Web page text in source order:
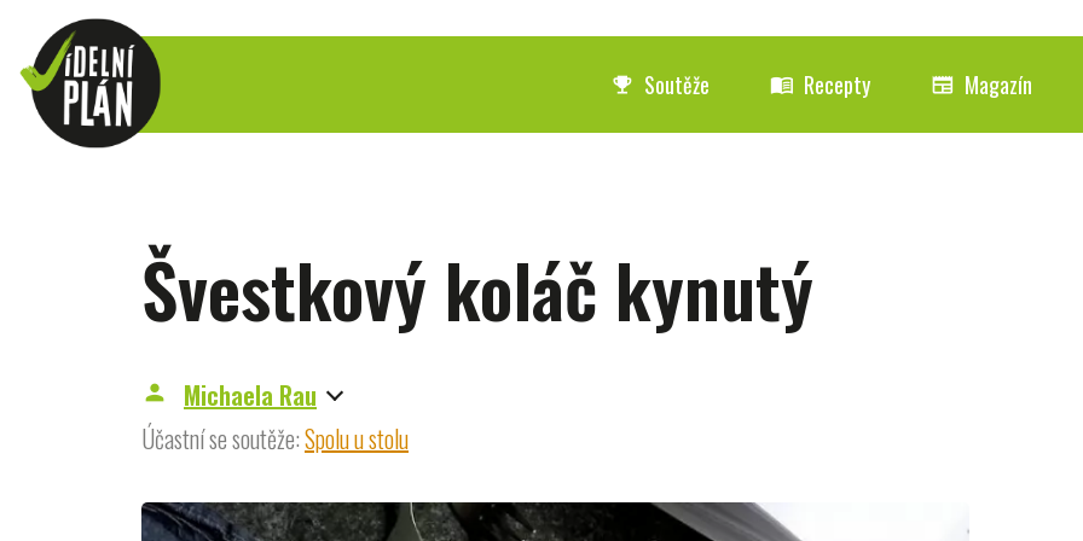
emoji_events Soutěže menu_book Recepty newspaper Magazín
Švestkový koláč kynutý
person
Michaela Rau
Účastní se soutěže:Spolu u stolu